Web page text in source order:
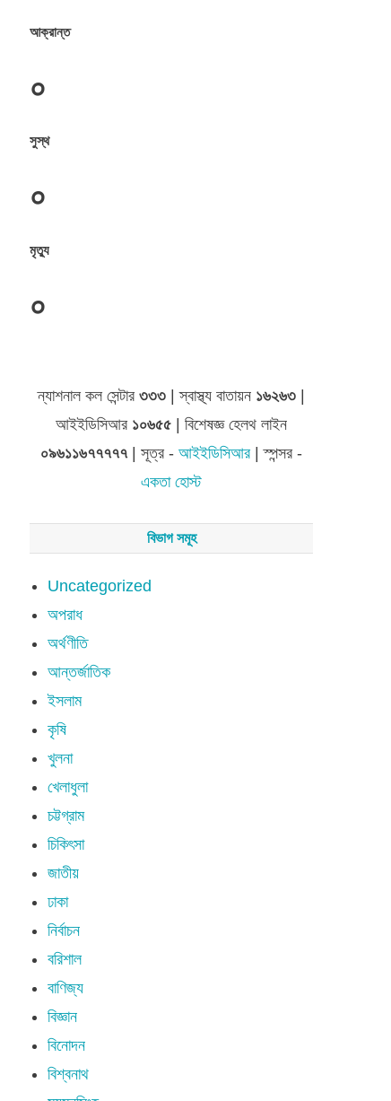
আক্রান্ত
০
সুস্থ
০
মৃত্যু
০
ন্যাশনাল কল সেন্টার৩৩৩ | স্বাস্থ্য বাতায়ন ১৬২৬৩
আইইডিসিআর ১০৬৫৫ | বিশেষজ্ঞ হেলথ লাইন
০৯৬১১৬৭৭৭৭৭| সূত্র -আইইডিসিআর| স্পন্সর -
একতা হোস্ট
বিভাগ সমূহ
Uncategorized
অপরাধ
অর্থণীতি
আন্তর্জাতিক
ইসলাম
কৃষি
খুলনা
খেলাধুলা
চট্টগ্রাম
চিকিৎসা
জাতীয়
ঢাকা
নির্বাচন
বরিশাল
বাণিজ্য
বিজ্ঞান
বিনোদন
বিশ্বনাথ